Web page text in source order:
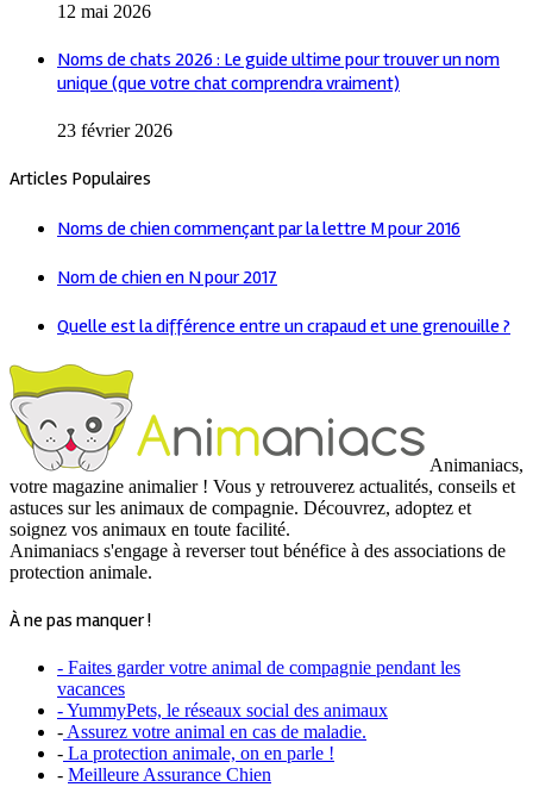
12 mai 2026
Noms de chats 2026 : Le guide ultime pour trouver un nom
unique (que votre chat comprendra vraiment)
23 février 2026
Articles Populaires
Noms de chien commençant par la lettre M pour 2016
Nom de chien en N pour 2017
Quelle est la différence entre un crapaud et une grenouille ?
Animaniacs,
votre magazine animalier ! Vous y retrouverez actualités, conseils et
astuces sur les animaux de compagnie. Découvrez, adoptez et
soignez vos animaux en toute facilité.
Animaniacs s'engage à reverser tout bénéfice à des associations de
protection animale.
À ne pas manquer !
- Faites garder votre animal de compagnie pendant les
vacances
- YummyPets, le réseaux social des animaux
- Assurez votre animal en cas de maladie.
- La protection animale, on en parle !
- Meilleure Assurance Chien